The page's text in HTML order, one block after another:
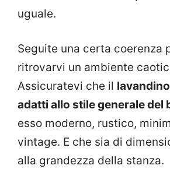
uguale.
Seguite una certa coerenza
ritrovarvi un ambiente
Assicuratevi che il
adatti allo stile generale del
esso moderno, rustico,
vintage. E che sia di
alla grandezza della stanza.